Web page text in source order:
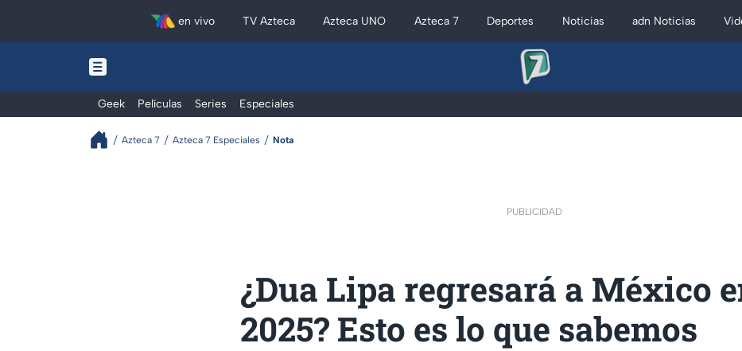
en vivo TV Azteca Azteca UNO Azteca 7 Deportes Noticias adn Noticias
Geek Películas Series Especiales
Azteca 7 Azteca 7 Especiales Nota
PUBLICIDAD
¿Dua Lipa regresará a México
2025? Esto es lo que sabemos